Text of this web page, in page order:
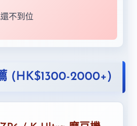
不到位
(HK$1300-2000+)